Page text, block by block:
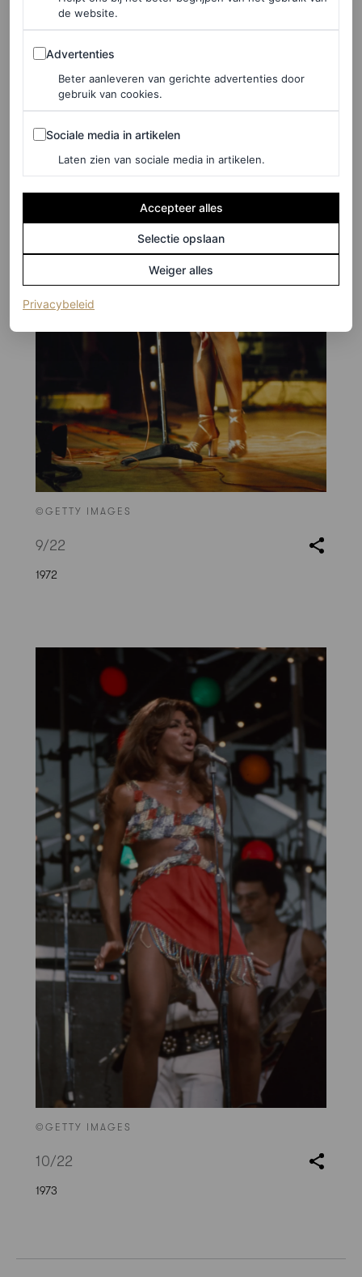
©GETTY IMAGES
9/22
1972
©GETTY IMAGES
10/22
1973
de website.
Advertenties
Advertenties
Beter aanleveren van gerichte advertenties door
gebruik van cookies.
Sociale media in artikelen
Sociale media in artikelen
Laten zien van sociale media in artikelen.
Accepteer alles
Selectie opslaan
Weiger alles
Privacybeleid